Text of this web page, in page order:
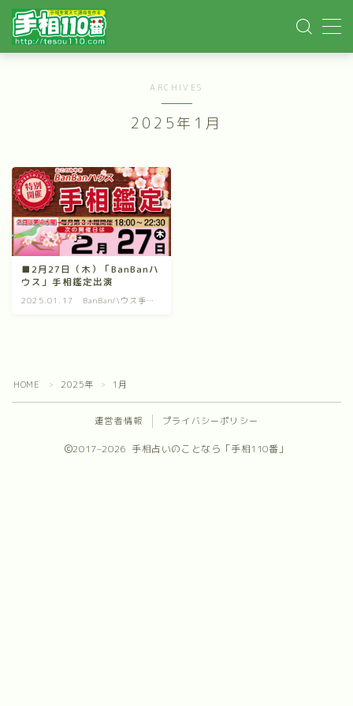
MENU
手相鑑定
手相講座
イベント依頼
ARCHIVES
2025年1月
■2月27日（木）「BanBanハ
ウス」手相鑑定出演
2025.01.17
BanBanハウス手相
HOME ＞ 2025年 ＞ 1月
運営者情報 プライバシーポリシー
2017–2026 手相占いのことなら「手相110番」